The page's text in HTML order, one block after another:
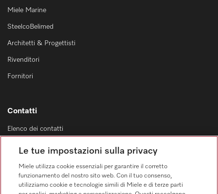
Miele Marine
SteelcoBelimed
Architetti & Progettisti
Rivenditori
Fornitori
Contatti
Elenco dei contatti
0471 666 319
0471 666 319
Le tue impostazioni sulla privacy
Miele utilizza cookie essenziali per garantire il corretto
funzionamento del nostro sito web. Con il tuo consenso,
utilizziamo cookie e tecnologie simili di Miele e di terze parti